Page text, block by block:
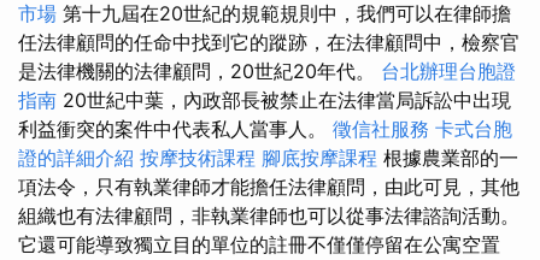
市場 第十九屆在20世紀的規範規則中，我們可以在律師擔
任法律顧問的任命中找到它的蹤跡，在法律顧問中，檢察官
是法律機關的法律顧問，20世紀20年代。 台北辦理台胞證
指南 20世紀中葉，內政部長被禁止在法律當局訴訟中出現
利益衝突的案件中代表私人當事人。 徵信社服務 卡式台胞
證的詳細介紹 按摩技術課程 腳底按摩課程 根據農業部的一
項法令，只有執業律師才能擔任法律顧問，由此可見，其他
組織也有法律顧問，非執業律師也可以從事法律諮詢活動。
它還可能導致獨立目的單位的註冊不僅僅停留在公寓空置